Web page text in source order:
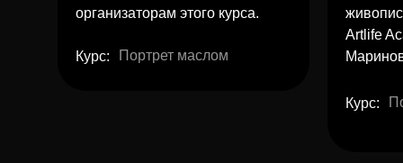
Курс:
Курс:
Портрет маслом
организаторам этого курса.
Artlife